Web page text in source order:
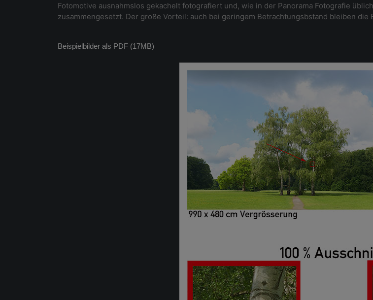
Fotomotive ausnahmslos gekachelt fotografiert und, wie in der Panorama Fotografie
zusammengesetzt. Der große Vorteil: auch bei geringem Betrachtungsbstand bleiben die
Beispielbilder als PDF (17MB)